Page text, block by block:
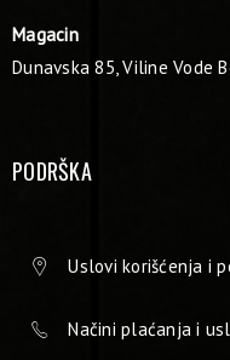
Magacin
Dunavska 85, Viline Vode
PODRŠKA
Uslovi korišćenja i
Načini plaćanja i